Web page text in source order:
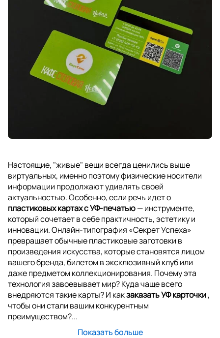
Настоящие, "живые" вещи всегда ценились выше
виртуальных, именно поэтому физические носители
информации продолжают удивлять своей
актуальностью. Особенно, если речь идет о
пластиковых картах с УФ-печатью— инструменте,
который сочетает в себе практичность, эстетику и
инновации. Онлайн-типография «Секрет Успеха»
превращает обычные пластиковые заготовки в
произведения искусства, которые становятся лицом
вашего бренда, билетом в эксклюзивный клуб или
даже предметом коллекционирования. Почему эта
технология завоевывает мир? Куда чаще всего
внедряются такие карты? И какзаказать УФ карточки,
чтобы они стали вашим конкурентным
преимуществом?...
Показать больше